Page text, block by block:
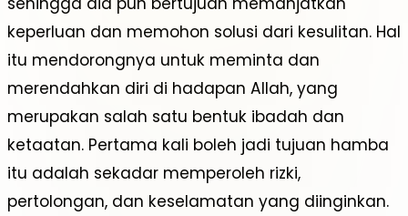
keperluan dan memohon solusi dari kesulitan. Hal
itu mendorongnya untuk meminta dan
merendahkan diri di hadapan Allah, yang
merupakan salah satu bentuk ibadah dan
ketaatan. Pertama kali boleh jadi tujuan hamba
itu adalah sekadar memperoleh rizki,
pertolongan, dan keselamatan yang diinginkan.